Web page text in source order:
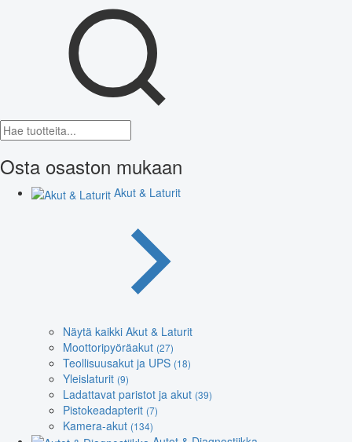
Osta osaston mukaan
Akut & Laturit
Näytä kaikki Akut & Laturit
Moottoripyöräakut (27)
Teollisuusakut ja UPS (18)
Yleislaturit (9)
Ladattavat paristot ja akut (39)
Pistokeadapterit (7)
Kamera-akut (134)